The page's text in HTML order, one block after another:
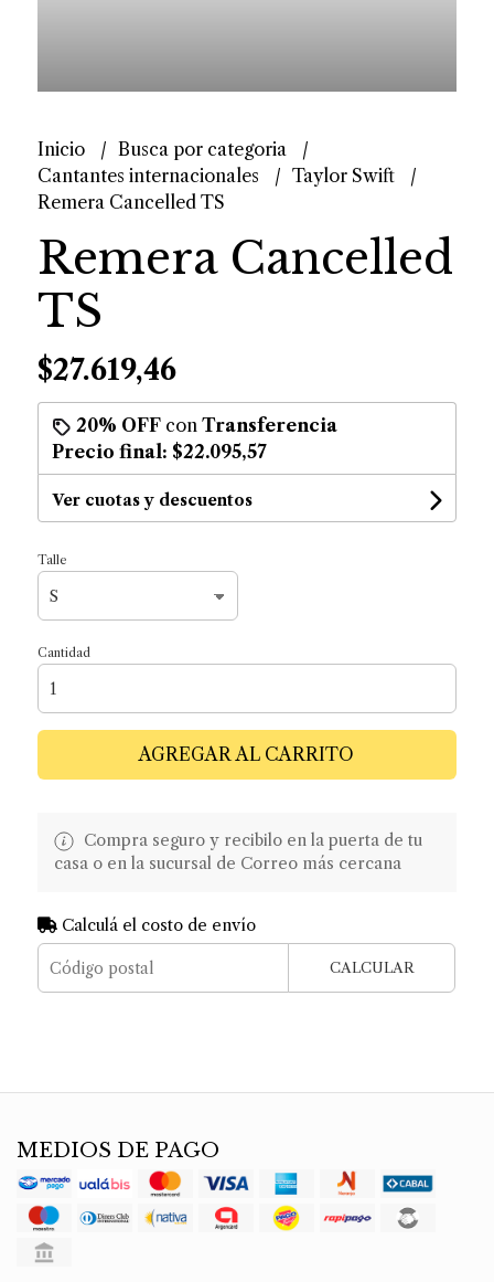
Inicio
Busca por categoria
Cantantes internacionales
Taylor Swift
Remera Cancelled TS
Remera Cancelled
TS
$27.619,46
20% OFFcon Transferencia
Precio final: $22.095,57
Ver cuotas y descuentos
Talle
Cantidad
AGREGAR AL CARRITO
Compra seguro y recibilo en la puerta de tu
casa o en la sucursal de Correo más cercana
Calculá el costo de envío
CALCULAR
MEDIOS DE PAGO